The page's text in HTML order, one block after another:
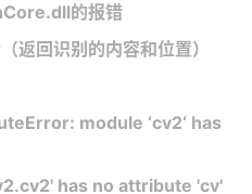
的报错
回识别的内容和位置）
module ‘cv2‘ has
has no attribute 'cv'